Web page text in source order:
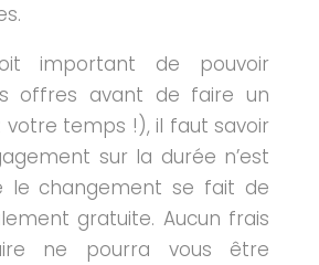
important de pouvoir
offres avant de faire un
votre temps !), il faut savoir
sur la durée n’est
le changement se fait de
gratuite. Aucun frais
ne pourra vous être